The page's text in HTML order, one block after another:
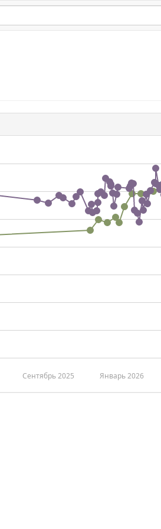
Сентябрь 2025 Январь 2026